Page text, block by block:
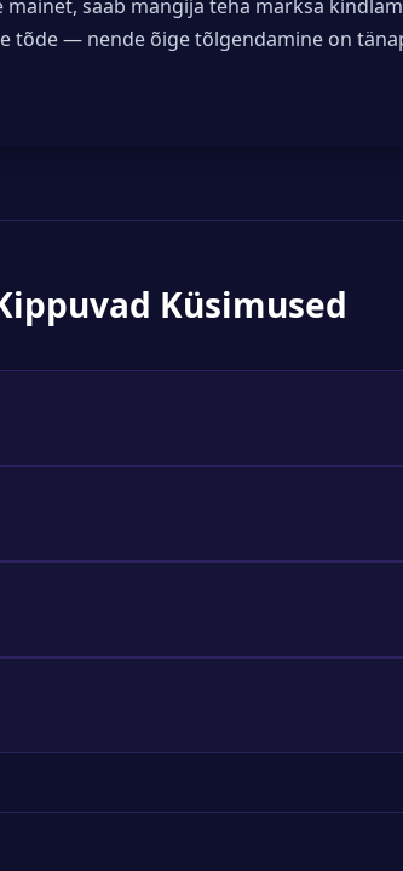
saab mängija teha märksa
tõde — nende õige tõlgendamine on
Küsimused